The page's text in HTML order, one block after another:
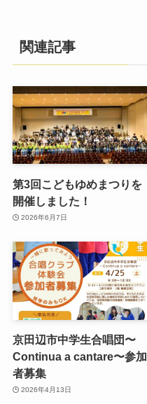
関連記事
第3回こどもゆめまつりを
開催しました！
2026年6月7日
京田辺市中学生合唱団〜
Continua a cantare〜参加
者募集
2026年4月13日